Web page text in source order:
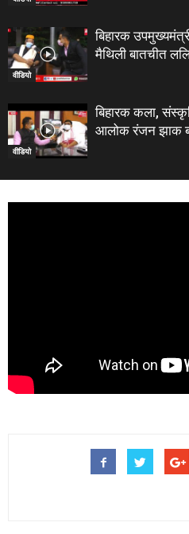
वीडियो
बिहारक
मैथिली बातचीत
वीडियो
बिहारक कला,
आलोक रंजन झाक